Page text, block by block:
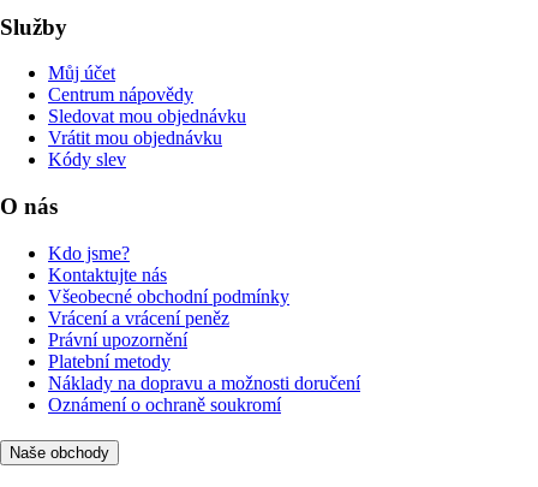
Služby
Můj účet
Centrum nápovědy
Sledovat mou objednávku
Vrátit mou objednávku
Kódy slev
O nás
Kdo jsme?
Kontaktujte nás
Všeobecné obchodní podmínky
Vrácení a vrácení peněz
Právní upozornění
Platební metody
Náklady na dopravu a možnosti doručení
Oznámení o ochraně soukromí
Naše obchody